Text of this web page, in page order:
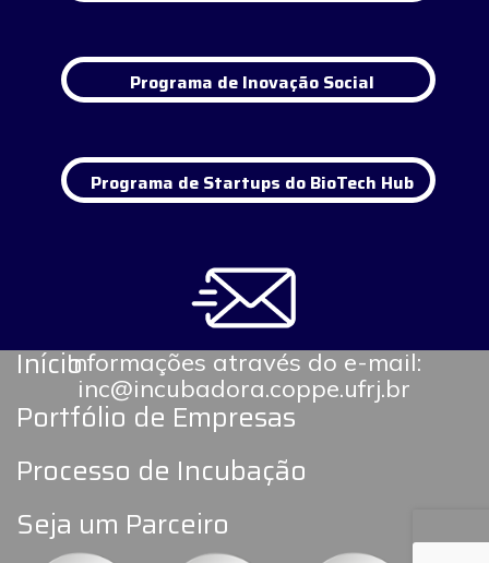
Programa de Inovação Social
Programa de Startups do BioTech Hub
Informações através do e-mail:
inc@incubadora.coppe.ufrj.br
Início
Portfólio de Empresas
Processo de Incubação
Seja um Parceiro